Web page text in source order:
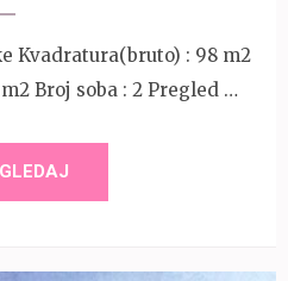
Kvadratura(bruto) : 98 m2
Broj soba : 2 Pregled …